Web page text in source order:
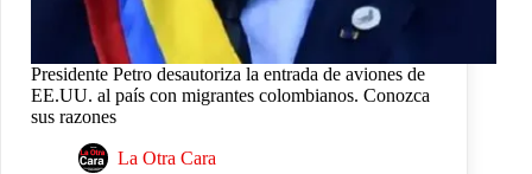
Presidente Petro desautoriza la entrada de aviones de
EE.UU. al país con migrantes colombianos. Conozca
sus razones
La Otra Cara